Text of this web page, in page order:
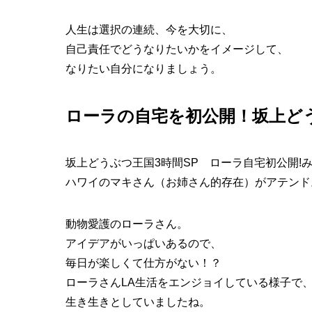
人生は選択の連続、今を大切に、
自己責任でどうなりたいかをイメージして、
なりたい自分になりましょう。
ローラの自宅を初公開！坂上ど
坂上どうぶつ王国3時間SP ローラ自宅初公開!み
ハワイのマキさん（お姉さん的存在）がアテンド
動物愛護のローラさん。
アイデアがいっぱいあるので、
毎日が楽しくて仕方がない！？
ローラさんLA生活をエンジョイしている様子で、
生き生きとしていましたね。